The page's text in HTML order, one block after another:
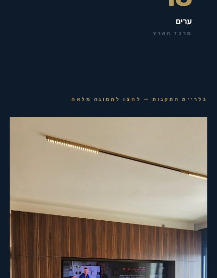
ערים
מרכז הארץ
גלריית התקנות — לחצו לתמונה מלאה